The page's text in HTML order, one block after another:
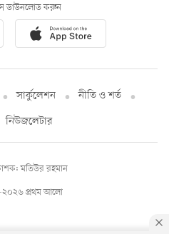
ডাউনলোড করুন
সার্কুলেশন
নীতি ও শর্ত
নিউজলেটার
২০২৬ প্রথম আলো
মতিউর রহমান